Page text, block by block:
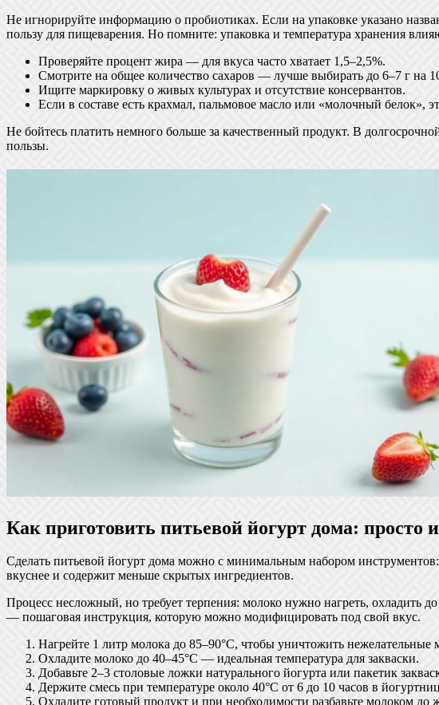
Не игнорируйте информацию о пробиотиках. Если на упаковке указано
пользу для пищеварения. Но помните: упаковка и температура хранения
Проверяйте процент жира — для вкуса часто хватает 1,5–2,5%.
Смотрите на общее количество сахаров — лучше выбирать до 6–7 г на
Ищите маркировку о живых культурах и отсутствие консервантов.
Если в составе есть крахмал, пальмовое масло или «молочный белок»,
Не бойтесь платить немного больше за качественный продукт. В
пользы.
Как приготовить питьевой йогурт дома: просто
Сделать питьевой йогурт дома можно с минимальным набором
вкуснее и содержит меньше скрытых ингредиентов.
Процесс несложный, но требует терпения: молоко нужно нагреть, охладить
— пошаговая инструкция, которую можно модифицировать под свой вкус.
Нагрейте 1 литр молока до 85–90°C, чтобы уничтожить нежелательные
Охладите молоко до 40–45°C — идеальная температура для закваски.
Добавьте 2–3 столовые ложки натурального йогурта или пакетик
Держите смесь при температуре около 40°C от 6 до 10 часов в
Охладите готовый продукт и при необходимости разбавьте молоком до